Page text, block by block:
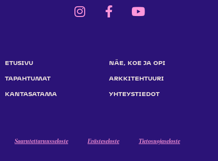
ETUSIVU NÄE, KOE JA OPI
TAPAHTUMAT ARKKITEHTUURI
KANTASATAMA YHTEYSTIEDOT
Saavutettavuusseloste Evästeseloste Tietosuojaseloste